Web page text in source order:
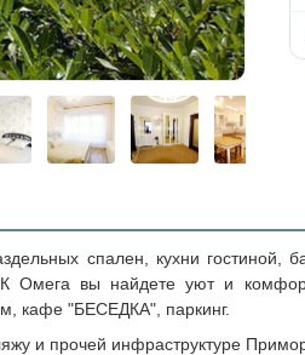
спален, кухни гостиной,
Омега вы найдете уют и
кафе "БЕСЕДКА", паркинг.
и прочей инфраструктуре